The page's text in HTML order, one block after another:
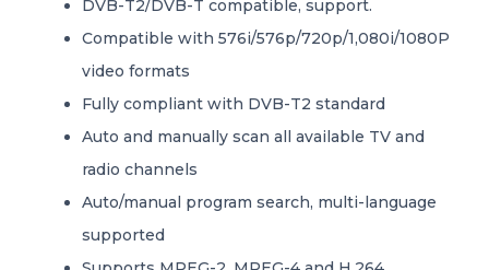
DVB-T2/DVB-T compatible, support.
Compatible with 576i/576p/720p/1,080i/1080P
video formats
Fully compliant with DVB-T2 standard
Auto and manually scan all available TV and
radio channels
Auto/manual program search, multi-language
supported